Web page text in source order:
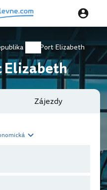
Port Elizabeth
Elizabeth
Zájezdy